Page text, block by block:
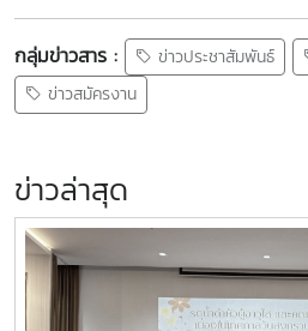
กลุ่มข่าวสาร : ข่าวประชาสัมพันธ์
ข่าวสมัครงาน
ข่าวล่าสุด